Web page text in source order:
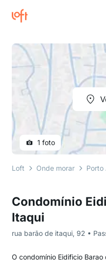
Condomínio
Itaqui
rua barão de itaqui, 92 •
O condomínio Eidificio
1 foto
Loft Onde morar Porto